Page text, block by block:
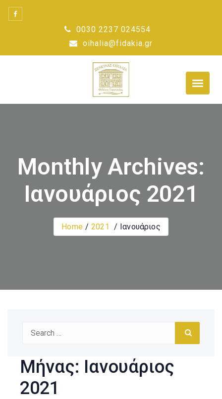
Skip
0030 2237 024554
oihalia@fidakia.gr
Monthly Archives:
Ιανουάριος 2021
Home 2021 Ιανουάριος
Search
Search
Μήνας: Ιανουάριος
2021